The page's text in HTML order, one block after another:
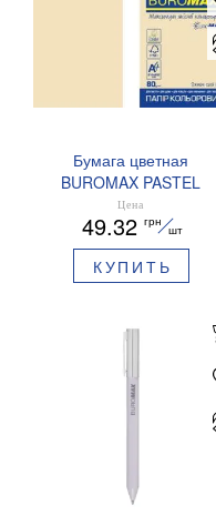
Бумага цветная
BUROMAX PASTEL
EUROMAX 20 арк А4 80 г/
мс BM.2721220E-08
Цена
49.32 грн
шт
КУПИТЬ